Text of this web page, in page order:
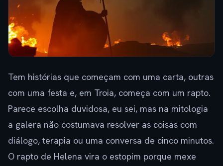
Tem histórias que começam com uma carta, outras
com uma festa e, em Troia, começa com um rapto.
Parece escolha duvidosa, eu sei, mas na mitologia
a galera não costumava resolver as coisas com
diálogo, terapia ou uma conversa de cinco minutos.
O rapto de Helena vira o estopim porque mexe